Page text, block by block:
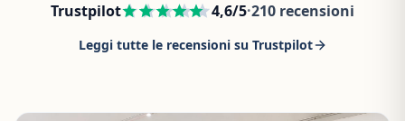
Trustpilot 4,6/5·210 recensioni
Leggi tutte le recensioni su Trustpilot